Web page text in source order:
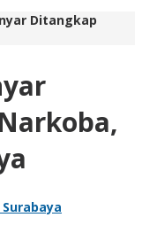
Ditangkap